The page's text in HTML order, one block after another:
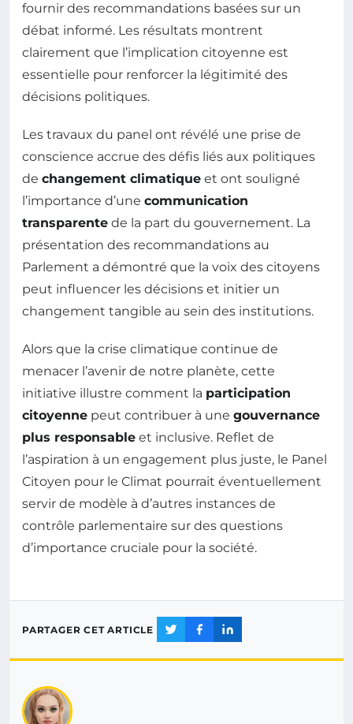
fournir des recommandations basées sur un
débat informé. Les résultats montrent
clairement que l’implication citoyenne est
essentielle pour renforcer la légitimité des
décisions politiques.
Les travaux du panel ont révélé une prise de
conscience accrue des défis liés aux politiques
de changement climatique et ont souligné
l’importance d’une communication
transparente de la part du gouvernement. La
présentation des recommandations au
Parlement a démontré que la voix des citoyens
peut influencer les décisions et initier un
changement tangible au sein des institutions.
Alors que la crise climatique continue de
menacer l’avenir de notre planète, cette
initiative illustre comment la participation
citoyenne peut contribuer à une gouvernance
plus responsable et inclusive. Reflet de
l’aspiration à un engagement plus juste, le Panel
Citoyen pour le Climat pourrait éventuellement
servir de modèle à d’autres instances de
contrôle parlementaire sur des questions
d’importance cruciale pour la société.
PARTAGER CET ARTICLE